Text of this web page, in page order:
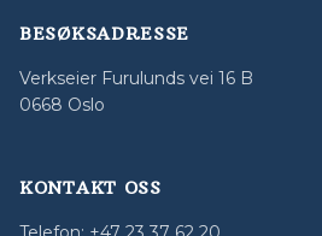
BESØKSADRESSE
Verkseier Furulunds vei 16 B
0668 Oslo
KONTAKT OSS